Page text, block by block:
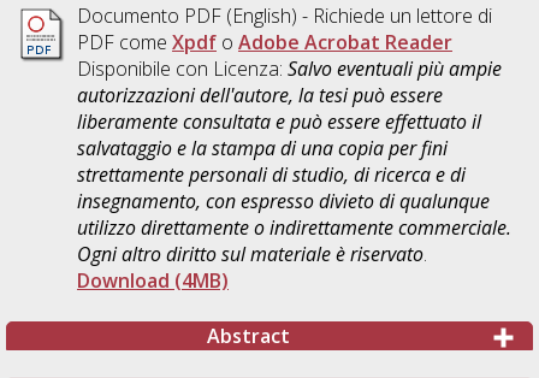
Documento PDF(English) - Richiede un lettore di
PDF come Xpdfo Adobe Acrobat Reader
Disponibile con Licenza: Salvo eventuali più ampie
autorizzazioni dell'autore, la tesi può essere
liberamente consultata e può essere effettuato il
salvataggio e la stampa di una copia per fini
strettamente personali di studio, di ricerca e di
insegnamento, con espresso divieto di qualunque
utilizzo direttamente o indirettamente commerciale.
Ogni altro diritto sul materiale è riservato.
Download (4MB)
Abstract